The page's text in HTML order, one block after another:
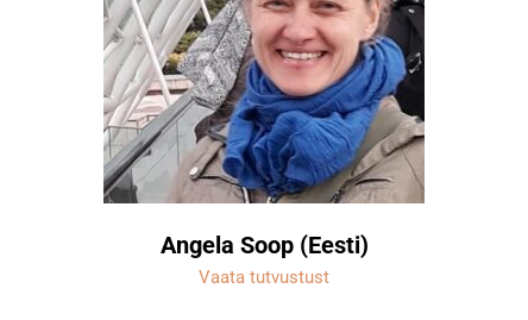
Angela Soop (Eesti)
Vaata tutvustust